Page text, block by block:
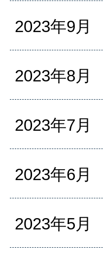
2023年9月
2023年8月
2023年7月
2023年6月
2023年5月